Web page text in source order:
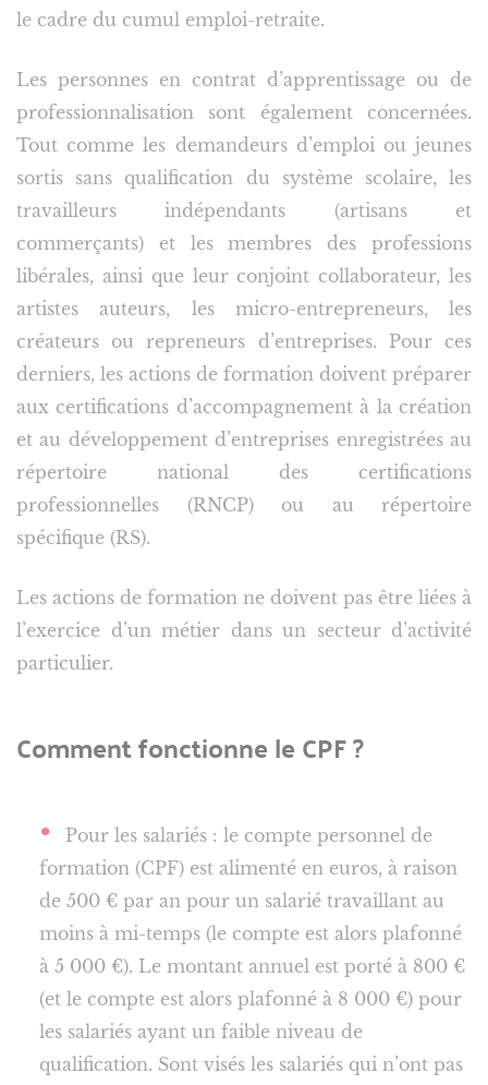
le cadre du cumul emploi-retraite.
Les personnes en contrat d’apprentissage ou de
professionnalisation sont également concernées.
Tout comme les demandeurs d’emploi ou jeunes
sortis sans qualification du système scolaire, les
travailleurs indépendants (artisans et
commerçants) et les membres des professions
libérales, ainsi que leur conjoint collaborateur, les
artistes auteurs, les micro-entrepreneurs, les
créateurs ou repreneurs d’entreprises. Pour ces
derniers, les actions de formation doivent préparer
aux certifications d’accompagnement à la création
et au développement d’entreprises enregistrées au
répertoire national des certifications
professionnelles (RNCP) ou au répertoire
spécifique (RS).
Les actions de formation ne doivent pas être liées à
l’exercice d’un métier dans un secteur d’activité
particulier.
Comment fonctionne le CPF ?
Pour les salariés : le compte personnel de
formation (CPF) est alimenté en euros, à raison
de 500 € par an pour un salarié travaillant au
moins à mi-temps (le compte est alors plafonné
à 5 000 €). Le montant annuel est porté à 800 €
(et le compte est alors plafonné à 8 000 €) pour
les salariés ayant un faible niveau de
qualification. Sont visés les salariés qui n’ont pas